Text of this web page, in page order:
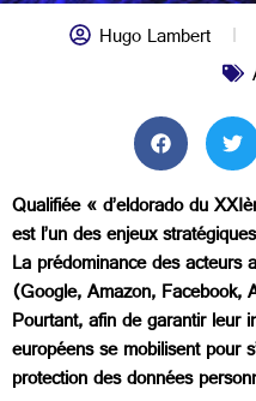
Hugo Lambert
Qualifiée « d’eldorado du
est l’un des enjeux
La prédominance des acteurs
(Google, Amazon, Facebook,
Pourtant, afin de garantir leur
européens se mobilisent pour
protection des données